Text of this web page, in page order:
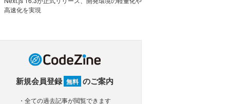
高速化を実現
新規会員登録 無料 のご案内
・全ての過去記事が閲覧できます